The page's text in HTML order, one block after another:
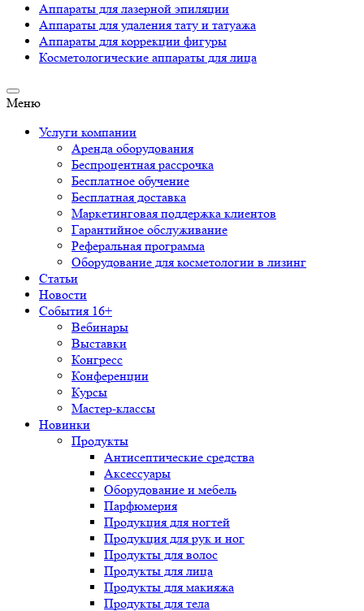
Аппараты для лазерной эпиляции
Аппараты для удаления тату и татуажа
Аппараты для коррекции фигуры
Косметологические аппараты для лица
Меню
Услуги компании
Аренда оборудования
Беспроцентная рассрочка
Бесплатное обучение
Бесплатная доставка
Маркетинговая поддержка клиентов
Гарантийное обслуживание
Реферальная программа
Оборудование для косметологии в лизинг
Статьи
Новости
События 16+
Вебинары
Выставки
Конгресс
Конференции
Курсы
Мастер-классы
Новинки
Продукты
Антисептические средства
Аксессуары
Оборудование и мебель
Парфюмерия
Продукция для ногтей
Продукция для рук и ног
Продукты для волос
Продукты для лица
Продукты для макияжа
Продукты для тела